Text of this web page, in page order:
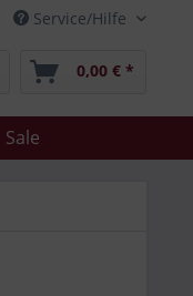
Service/Hilfe
0,00 € *
Sale